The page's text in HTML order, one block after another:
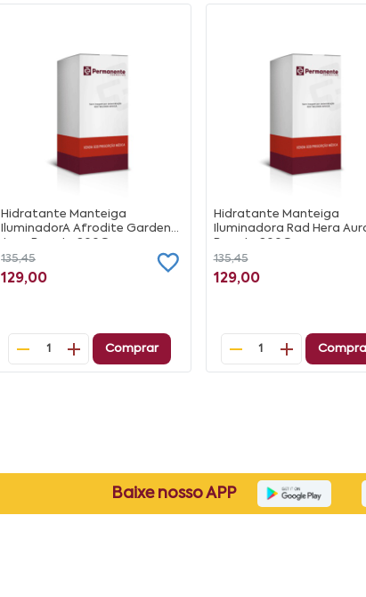
Hidratante Manteiga
IluminadorA Afrodite Garden
Aura Beauty 200G
135,45
129,00
1 Comprar
Hidratante Manteiga
Iluminadora Rad Hera
Beauty 200G
135,45
129,00
1
Baixe nosso APP